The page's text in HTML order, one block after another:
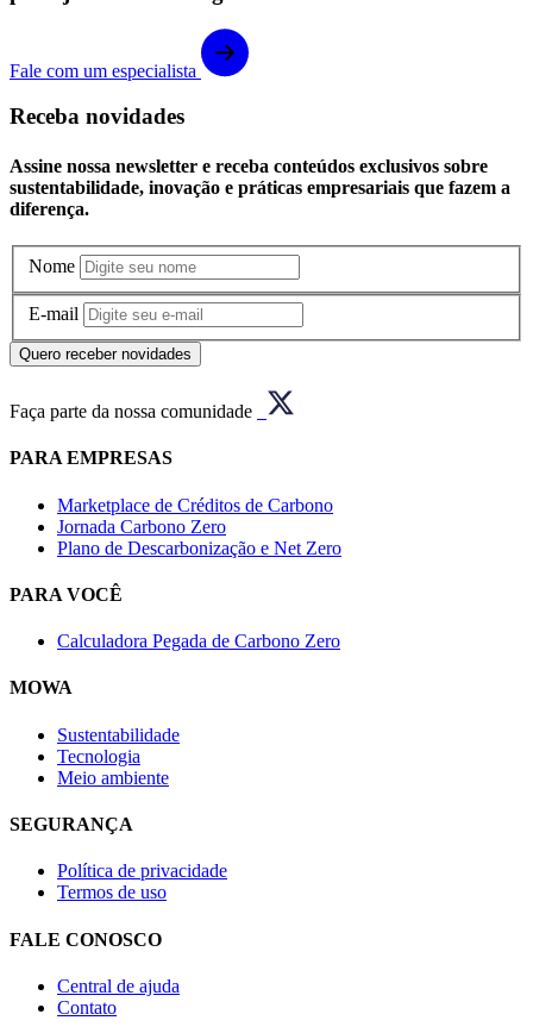
Fale com um especialista
Receba novidades
Assine nossa newsletter e receba conteúdos exclusivos sobre
sustentabilidade, inovação e práticas empresariais que fazem a
diferença.
Nome
E-mail
Quero receber novidades
Faça parte da nossa comunidade
PARA EMPRESAS
Marketplace de Créditos de Carbono
Jornada Carbono Zero
Plano de Descarbonização e Net Zero
PARA VOCÊ
Calculadora Pegada de Carbono Zero
MOWA
Sustentabilidade
Tecnologia
Meio ambiente
SEGURANÇA
Política de privacidade
Termos de uso
FALE CONOSCO
Central de ajuda
Contato